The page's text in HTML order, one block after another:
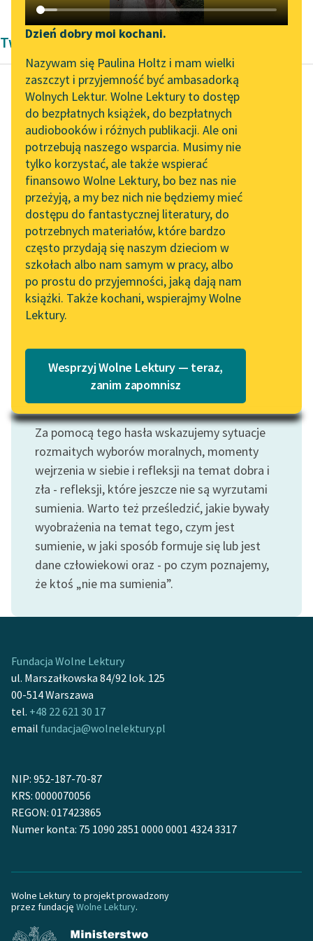
Katalog DAISY
Podkasty o książkach
Zgłoś brak utworu
Aktualności
„Prokurator Alicja Horn”
do słuchania
Byliśmy częścią AI Impact
Lab
Zapraszamy na spotkanie
online z tłumaczkami
literatury skandynawskiej
Spotkanie z Katarzyną
Tunkiel w Oslo
102. lata temu zmarł
Joseph Conrad
Lektury szkolne i klasyka
literatury do słuchania dla
uczennic i uczniów z
niepełnosprawnościami
E-kolekcja lektur
szkolnych i literatury do
słuchania dla uczennic i
uczniów z
niepełnosprawnościami
Feministyczne inspiracje.
Popularyzacja
skandynawskiej literatury
Kolekcje edukacyjne
twórców przechodzących
do domeny publicznej,
lektur szkolnych oraz
Starego Testamentu
Szkoła Poezji Wolnych
Lektur
Narzędzia
Mapa Wolnych Lektur
Leśmianator
Przewodnik dla piszących i
czytających
API
OAI-PMH
Widget Wolnych Lektur
Przypisy
Katalog w formacie PDF
O nas
O projekcie
Dzień dobry moi kochani.
Nazywam się Paulina Holtz i mam wielki
zaszczyt i przyjemność być ambasadorką
Wolnych Lektur. Wolne Lektury to dostęp
do bezpłatnych książek, do bezpłatnych
audiobooków i różnych publikacji. Ale oni
potrzebują naszego wsparcia. Musimy nie
tylko korzystać, ale także wspierać
finansowo Wolne Lektury, bo bez nas nie
przeżyją, a my bez nich nie będziemy mieć
dostępu do fantastycznej literatury, do
potrzebnych materiałów, które bardzo
często przydają się naszym dzieciom w
szkołach albo nam samym w pracy, albo
po prostu do przyjemności, jaką dają nam
książki. Także kochani, wspierajmy Wolne
Lektury.
Wesprzyj Wolne Lektury — teraz,
zanim zapomnisz
Twórczość Marcela Prousta
Marcel Proust
Strona
Guermantes, część
pierwsza
I zaczął robić matce
wymówki, czując z
pewnością, że on sam
może na nie
zasługuje...
Motyw: Sumienie
Za pomocą tego hasła wskazujemy sytuacje
rozmaitych wyborów moralnych, momenty
wejrzenia w siebie i refleksji na temat dobra i
zła - refleksji, które jeszcze nie są wyrzutami
sumienia. Warto też prześledzić, jakie bywały
wyobrażenia na temat tego, czym jest
sumienie, w jaki sposób formuje się lub jest
dane człowiekowi oraz - po czym poznajemy,
że ktoś „nie ma sumienia”.
Fundacja Wolne Lektury
ul. Marszałkowska 84/92 lok. 125
00-514 Warszawa
tel. +48 22 621 30 17
email fundacja@wolnelektury.pl
NIP: 952-187-70-87
KRS: 0000070056
REGON: 017423865
Numer konta: 75 1090 2851 0000 0001 4324 3317
Wolne Lektury to projekt prowadzony
przez fundację Wolne Lektury.